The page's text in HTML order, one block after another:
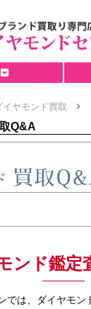
イヤモンド買取
Q&A
ンド鑑定
では、ダイヤモン